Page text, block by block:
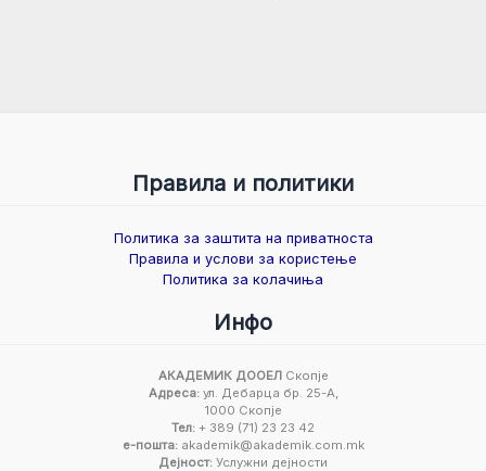
Правила и политики
Политика за заштита на приватноста
Правила и услови за користење
Политика за колачиња
Инфо
АКАДЕМИК ДООЕЛСкопје
Адреса:ул. Дебарца бр. 25-А,
1000 Скопје
Тел: + 389 (71) 23 23 42
е-пошта:akademik@akademik.com.mk
Дејност: Услужни дејности